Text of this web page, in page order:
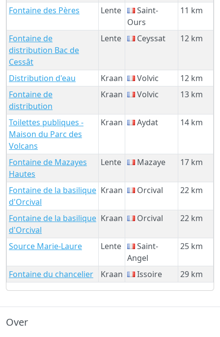
Fontaine des Pères Lente
Saint-
Ours
11 km
Fontaine de
distribution Bac de
Cessât
Lente Ceyssat 12 km
Distribution d'eau Kraan Volvic
12 km
Fontaine de
distribution
Kraan Volvic 13 km
Toilettes publiques -
Maison du Parc des
Volcans
Kraan Aydat 14 km
Fontaine de Mazayes
Hautes
Lente Mazaye 17 km
Fontaine de la basilique
d'Orcival
Kraan Orcival 22 km
Fontaine de la basilique
d'Orcival
Kraan Orcival 22 km
Source Marie-Laure Lente
Saint-
Angel
25 km
Fontaine du chancelier Kraan Issoire 29 km
Over